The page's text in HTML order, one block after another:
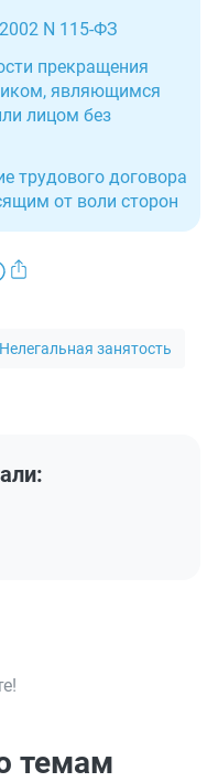
срок.
N 115-ФЗ
прекращения
являющимся
лицом без
трудового договора
от воли сторон
Нелегальная занятость
темам